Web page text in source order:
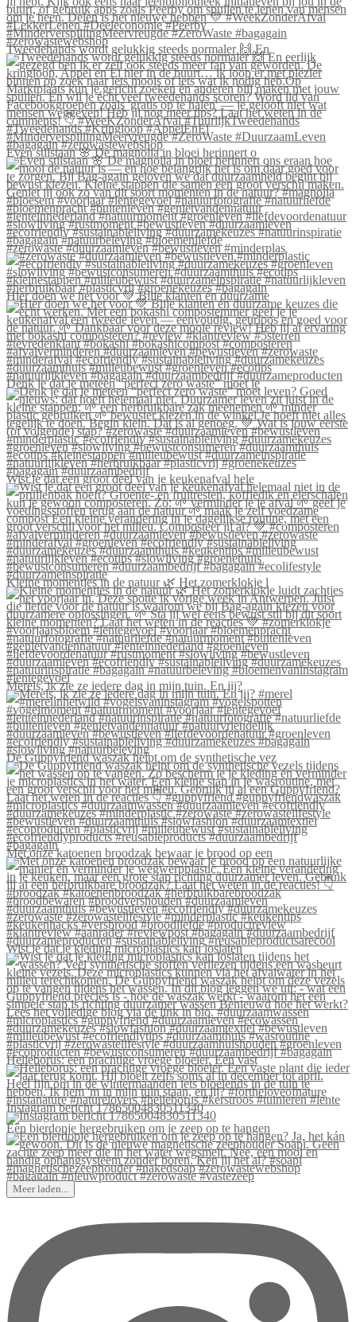
Tweedehands wordt gelukkig steeds normaler 🙌 En
Even stilstaan 🌸 De magnolia in bloei herinnert o
#zerowaste #duurzaamleven #bewustleven #minderplas
Hier doen we het voor 💚 Blije klanten én duurzame
Denk je dat je meteen “perfect zero waste” moet le
Wist je dat een groot deel van je keukenafval hele
Kleine momentjes in de natuur 🌿 Het zomerklokje l
Merels, ik zie ze iedere dag in mijn tuin. En jij?
De Guppyfriend waszak helpt om de synthetische vez
Met onze katoenen broodzak bewaar je brood op een
Wist je dat je kleding microplastics kan loslaten
Helleborus: een prachtige vroege bloeier. Een vast
Instagram bericht 17865004830511340
Een bierdopje hergebruiken om je zeep op te hangen
Meer laden...